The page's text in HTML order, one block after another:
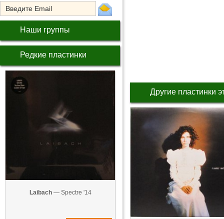
Наши группы
Редкие пластинки
Laibach— Spectre '14
Другие пластинки